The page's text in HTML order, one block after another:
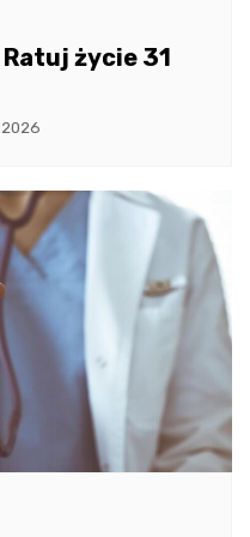
życie 31